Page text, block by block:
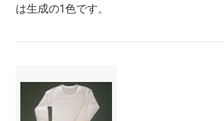
は生成の1色です。